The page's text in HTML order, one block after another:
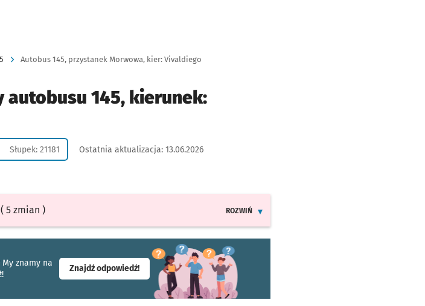
Autobus 145, przystanek Morwowa, kier: Vivaldiego
autobusu 145, kierunek:
Słupek: 21181 Ostatnia aktualizacja: 13.06.2026
( 5 zmian )
ROZWIŃ
znamy na
Znajdź odpowiedź!- otworzy się w nowej karcie